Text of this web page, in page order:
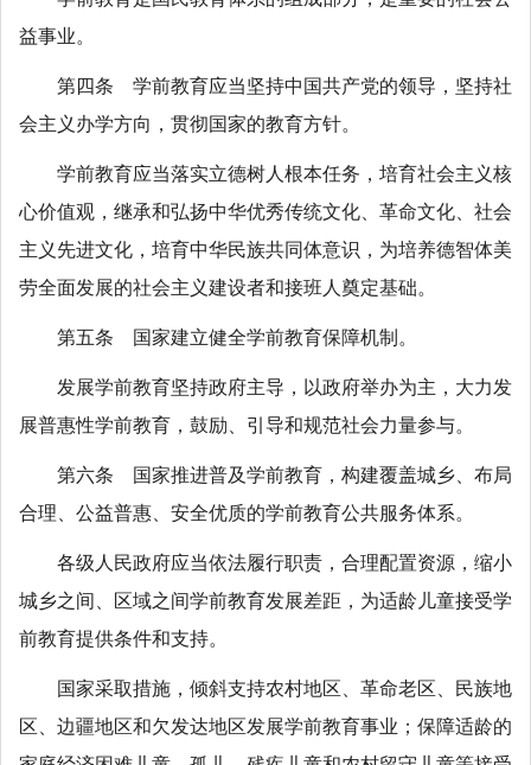
益事业。
第四条 学前教育应当坚持中国共产党的领导，坚持社
会主义办学方向，贯彻国家的教育方针。
学前教育应当落实立德树人根本任务，培育社会主义核
心价值观，继承和弘扬中华优秀传统文化、革命文化、社会
主义先进文化，培育中华民族共同体意识，为培养德智体美
劳全面发展的社会主义建设者和接班人奠定基础。
第五条 国家建立健全学前教育保障机制。
发展学前教育坚持政府主导，以政府举办为主，大力发
展普惠性学前教育，鼓励、引导和规范社会力量参与。
第六条 国家推进普及学前教育，构建覆盖城乡、布局
合理、公益普惠、安全优质的学前教育公共服务体系。
各级人民政府应当依法履行职责，合理配置资源，缩小
城乡之间、区域之间学前教育发展差距，为适龄儿童接受学
前教育提供条件和支持。
国家采取措施，倾斜支持农村地区、革命老区、民族地
区、边疆地区和欠发达地区发展学前教育事业；保障适龄的